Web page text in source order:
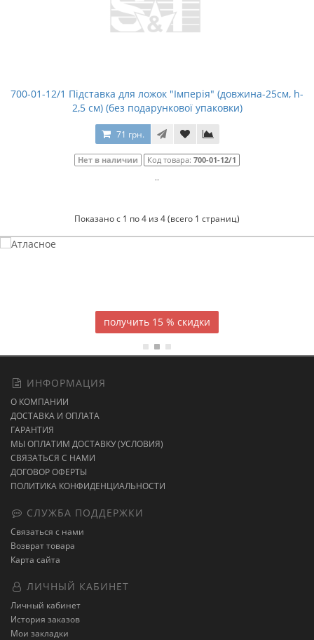
700-01-12/1 Підставка для ложок "Імперія" (довжина-25см, h-
2,5 см) (без подарункової упаковки)
71 грн.
Нет в наличии Код товара: 700-01-12/1
..
Показано с 1 по 4 из 4 (всего 1 страниц)
15 % скидки
ИНФОРМАЦИЯ
О КОМПАНИИ
ДОСТАВКА И ОПЛАТА
ГАРАНТИЯ
МЫ ОПЛАТИМ ДОСТАВКУ (УСЛОВИЯ)
СВЯЗАТЬСЯ С НАМИ
ДОГОВОР ОФЕРТЫ
ПОЛИТИКА КОНФИДЕНЦИАЛЬНОСТИ
СЛУЖБА ПОДДЕРЖКИ
Связаться с нами
Возврат товара
Карта сайта
ЛИЧНЫЙ КАБИНЕТ
Личный кабинет
История заказов
Мои закладки